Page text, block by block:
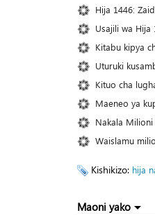
Hija 1446:
Usajili wa Hija
Kitabu kipya
Uturuki
Kituo cha
Maeneo ya
Nakala
Waislamu
Kishikizo: hija
Maoni yako